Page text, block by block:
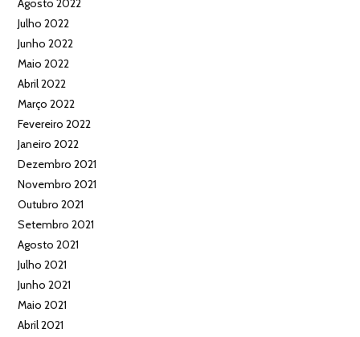
Agosto 2022
Julho 2022
Junho 2022
Maio 2022
Abril 2022
Março 2022
Fevereiro 2022
Janeiro 2022
Dezembro 2021
Novembro 2021
Outubro 2021
Setembro 2021
Agosto 2021
Julho 2021
Junho 2021
Maio 2021
Abril 2021